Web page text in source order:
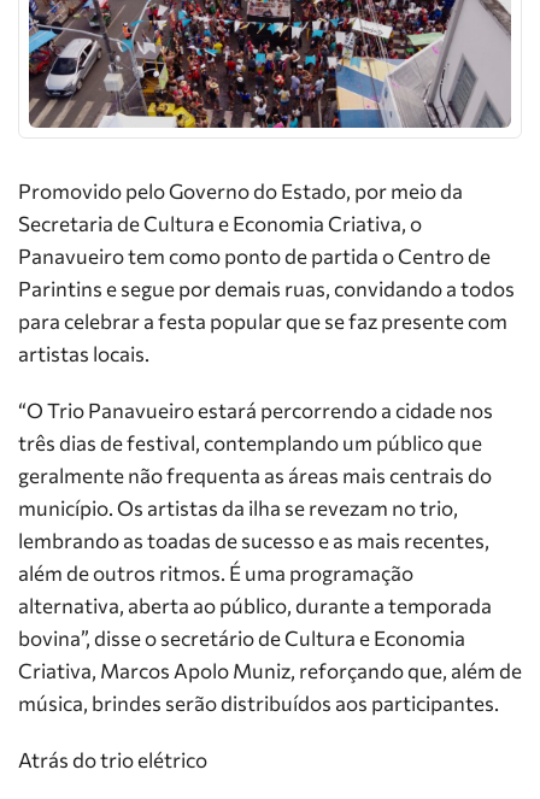
Promovido pelo Governo do Estado, por meio da
Secretaria de Cultura e Economia Criativa, o
Panavueiro tem como ponto de partida o Centro de
Parintins e segue por demais ruas, convidando a todos
para celebrar a festa popular que se faz presente com
artistas locais.
“O Trio Panavueiro estará percorrendo a cidade nos
três dias de festival, contemplando um público que
geralmente não frequenta as áreas mais centrais do
município. Os artistas da ilha se revezam no trio,
lembrando as toadas de sucesso e as mais recentes,
além de outros ritmos. É uma programação
alternativa, aberta ao público, durante a temporada
bovina”, disse o secretário de Cultura e Economia
Criativa, Marcos Apolo Muniz, reforçando que, além de
música, brindes serão distribuídos aos participantes.
Atrás do trio elétrico